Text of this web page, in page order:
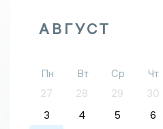
АВГУСТ
Пн Вт Ср Чт
27
28 29 30
3
4 5 6